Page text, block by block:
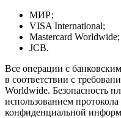
МИР;
VISA International;
Mastercard Worldwide;
JCB.
Все операции с
в соответствии с
Worldwide. Безопасность
использованием протокола
конфиденциальной